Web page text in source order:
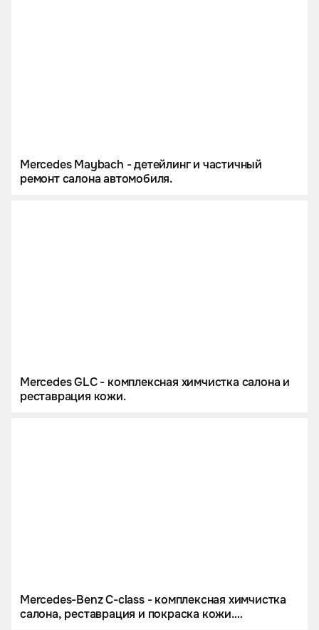
Mercedes Maybach - детейлинг и частичный
ремонт салона автомобиля.
Mercedes GLC - комплексная химчистка салона и
реставрация кожи.
Mercedes-Benz C-class - комплексная химчистка
салона, реставрация и покраска кожи.